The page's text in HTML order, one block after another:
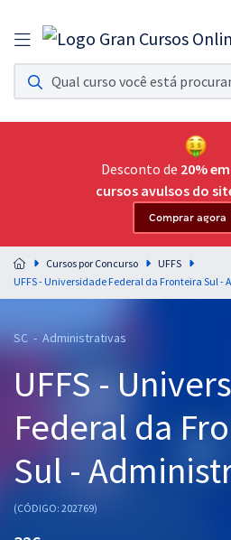
Assinatura Ilimitada 11
Acesso a todos os cursos. Teste grátis por 7
Assinatura OAB Até Passar
Acesso ilimitado a toda preparação para o
Residências Multiprofissionais
Preparação completa e intensiva para as
residências em saúde do Brasil
Cursos 20% OFF
Pós
Graduação
OAB
Desconto de 20%
cursos avulsos do
Comprar agora
Cursos por Concurso
UFFS
SC - Administrativas
UFFS -
Federal da
Sul -
(CÓDIGO: 202769)